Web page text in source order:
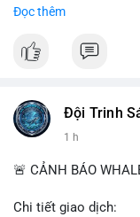
ngại về khả năng
Phân tích Dòng tiền
tỷ USD TVL, bỏ xa
(4,78 tỷ), Solana
183,19 tỷ và USDC
cũng chưa có lực
Đọc thêm
Đội Trinh
1 h
🚨 CẢNH BÁO
Chi tiết giao dịch: